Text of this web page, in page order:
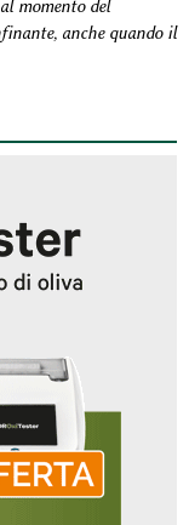
momento del
anche quando il